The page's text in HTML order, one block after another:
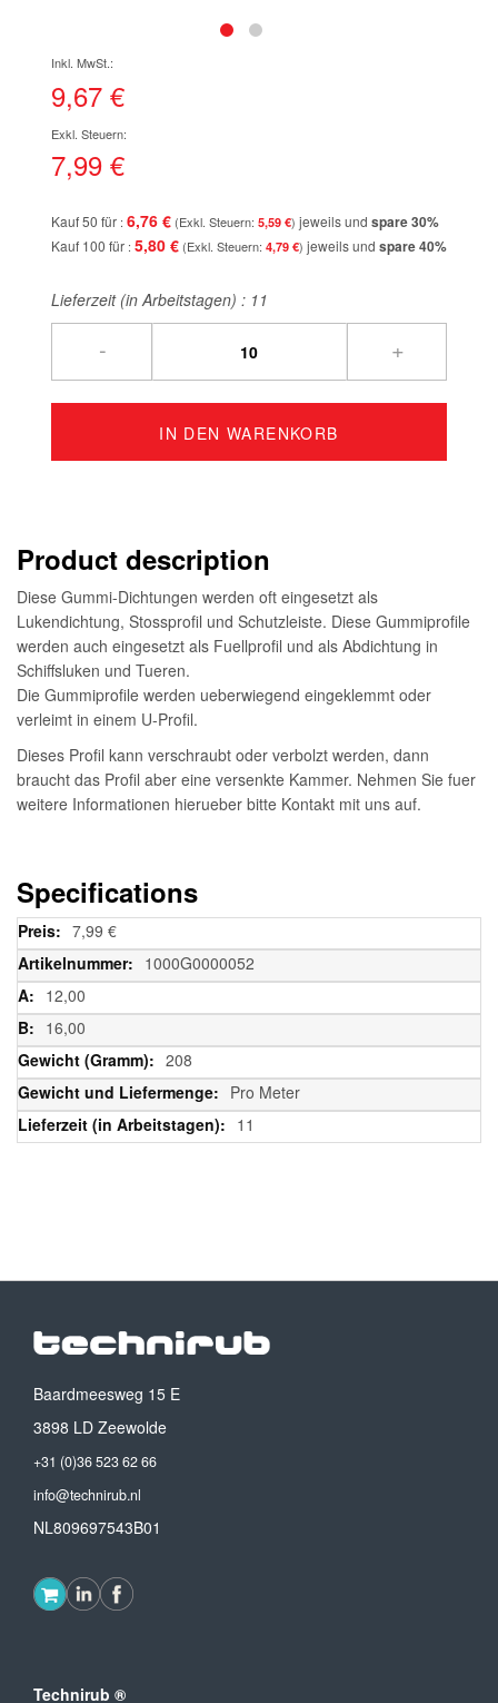
der
Bildgalerie
9,67 €
7,99 €
Kauf 50 für 6,76 € 5,59 € jeweils und spare30%
Kauf 100 für 5,80 € 4,79 € jeweils und spare40%
Lieferzeit (in Arbeitstagen) : 11
- +
IN DEN WARENKORB
Product description
Diese Gummi-Dichtungen werden oft eingesetzt als
Lukendichtung, Stossprofil und Schutzleiste. Diese Gummiprofile
werden auch eingesetzt als Fuellprofil und als Abdichtung in
Schiffsluken und Tueren.
Die Gummiprofile werden ueberwiegend eingeklemmt oder
verleimt in einem U-Profil.
Dieses Profil kann verschraubt oder verbolzt werden, dann
braucht das Profil aber eine versenkte Kammer. Nehmen Sie fuer
weitere Informationen hierueber bitte Kontakt mit uns auf.
Specifications
Weitere
Informationen
7,99 €
1000G0000052
12,00
16,00
208
Pro Meter
11
Baardmeesweg 15 E
3898 LD Zeewolde
+31 (0)36 523 62 66
info@technirub.nl
NL809697543B01
Technirub ®